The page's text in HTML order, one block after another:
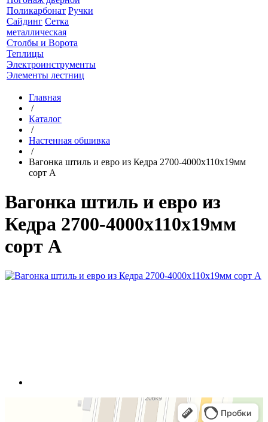
Поликарбонат Ручки
Сайдинг Сетка
металлическая
Столбы и Ворота
Теплицы
Электроинструменты
Элементы лестниц
Главная
/
Каталог
/
Настенная обшивка
/
Вагонка штиль и евро из Кедра 2700-4000х110х19мм
сорт А
Вагонка штиль и евро из
Кедра 2700-4000х110х19мм
сорт А